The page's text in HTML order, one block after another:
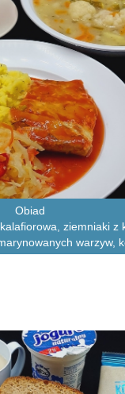
Obiad
ziemniaki z
warzyw,